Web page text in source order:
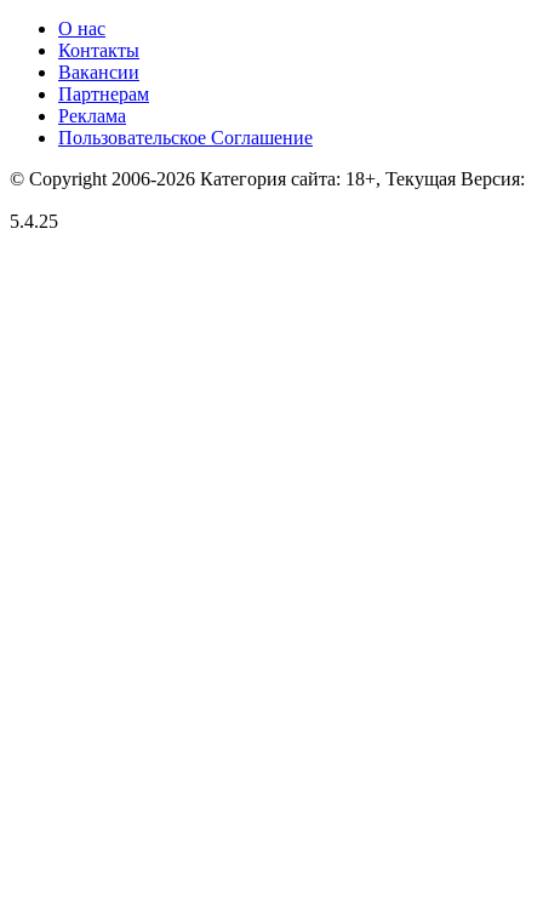
О нас
Контакты
Вакансии
Партнерам
Реклама
Пользовательское Соглашение
© Copyright 2006-2026 Категория сайта: 18+, Текущая Версия:
5.4.25